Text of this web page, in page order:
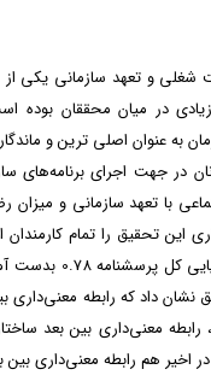
شغلی و تعهد سازمانی یکی
در میان محققان بوده
به عنوان اصلی ترین و
در جهت اجرای
با تعهد سازمانی و میزان
توزیع
داد که رابطه معنی‌داری
رابطه معنی‌داری بین بعد
اخیر هم رابطه معنی‌داری